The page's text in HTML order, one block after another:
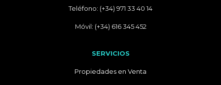
Teléfono: (+34) 971 33 40 14
Móvil: (+34) 616 345 452
SERVICIOS
Propiedades en Venta